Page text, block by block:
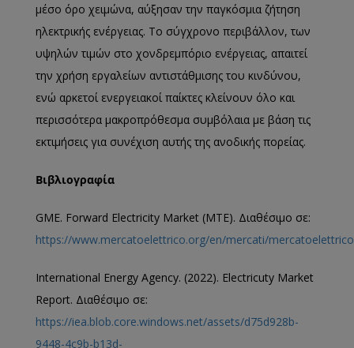
μέσο όρο χειμώνα, αύξησαν την παγκόσμια ζήτηση
ηλεκτρικής ενέργειας. Το σύγχρονο περιβάλλον, των
υψηλών τιμών στο χονδρεμπόριο ενέργειας, απαιτεί
την χρήση εργαλείων αντιστάθμισης του κινδύνου,
ενώ αρκετοί ενεργειακοί παίκτες κλείνουν όλο και
περισσότερα μακροπρόθεσμα συμβόλαια με βάση τις
εκτιμήσεις για συνέχιση αυτής της ανοδικής πορείας.
Βιβλιογραφία
GME. Forward Electricity Market (MTE). Διαθέσιμο σε:
https://www.mercatoelettrico.org/en/mercati/
International Energy Agency. (2022). Electricuty Market
Report. Διαθέσιμο σε:
https://iea.blob.core.windows.net/assets/d75d928b-
9448-4c9b-b13d-